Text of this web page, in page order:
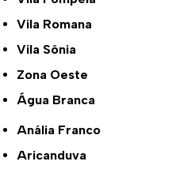
Vila Romana
Vila Sônia
Zona Oeste
Água Branca
Anália Franco
Aricanduva